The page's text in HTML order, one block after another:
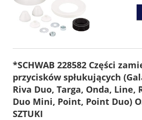
*SCHWAB 228582 Części
przycisków spłukujących
Riva Duo, Targa, Onda, Line,
Duo Mini, Point, Point Duo)
SZTUKI